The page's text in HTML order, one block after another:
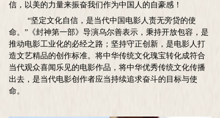
信，以美的力量来振奋我们作为中国人的自豪感！
“坚定文化自信，是当代中国电影人责无旁贷的使
命。”《封神第一部》导演乌尔善表示，秉持开放包容，是
推动电影工业化的必经之路；坚持守正创新，是电影人打
造文艺精品的创作标准。将中华传统文化瑰宝转化成符合
当代观众喜闻乐见的电影作品，将中华优秀传统文化传播
出去，是当代电影创作者应当持续追求奋斗的目标与使
命。